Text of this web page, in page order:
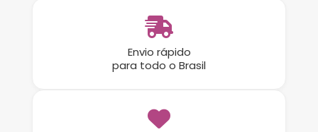
Envio rápido
para todo o Brasil